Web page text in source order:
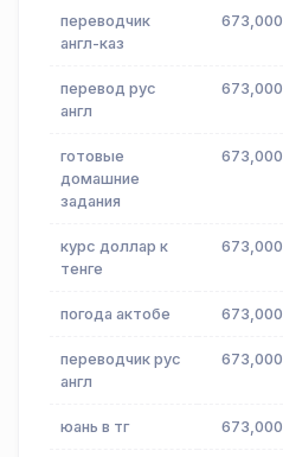
переводчик
англ-каз
673,000
перевод рус
англ
673,000
готовые
домашние
задания
673,000
курс доллар к
тенге
673,000
погода актобе 673,000
переводчик рус
англ
673,000
юань в тг 673,000